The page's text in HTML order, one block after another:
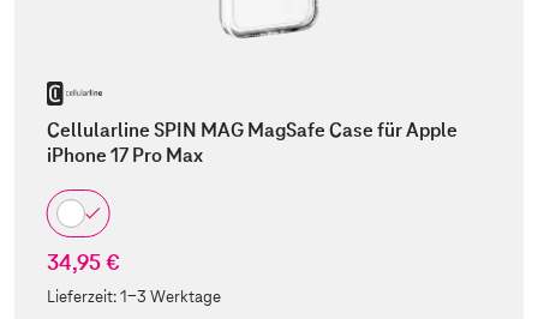
Cellularline SPIN MAG MagSafe Case für Apple
iPhone 17 Pro Max
34,95 €
Lieferzeit:1-3 Werktage